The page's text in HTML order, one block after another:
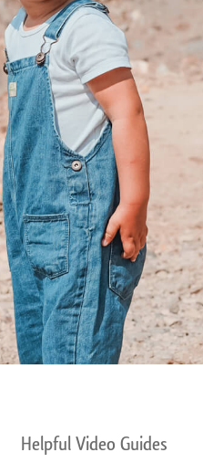
Uređivanje fotografija nakita
Helpful Video Guides